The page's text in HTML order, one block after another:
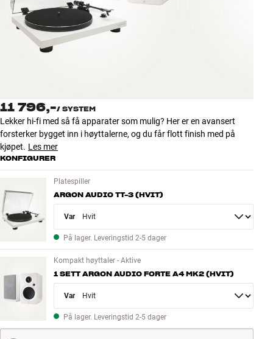
Tilbehør
INSPIRASJON
NYHETER
TILBUD
Kundeservice
Logg inn
Kundeservice
Bygg med lyd
11 796,-/ SYSTEM
Lekker hi-fi med så få apparater som mulig? Her er en avansert
forsterker bygget inn i høyttalerne, og du får flott finish med på
kjøpet. Les mer
KONFIGURER
Platespiller
ARGON AUDIO TT-3 (HVIT)
Variant
På lager. Leveringstid 2-5 dager
Kompakt høyttaler - Aktive
1 SETT ARGON AUDIO FORTE A4 MK2 (HVIT)
Variant
På lager. Leveringstid 2-5 dager